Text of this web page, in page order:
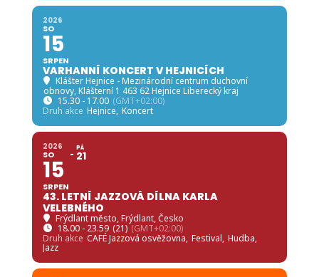
2026
SO
15
SRPEN
VARHANNÍ KONCERT V HEJNICÍCH
Klášter Hejnice - Mezinárodní centrum duchovní
obnovy, Klášterní 1 463 62 Hejnice Liberecký kraj
15.30 - 17.00 (GMT+02:00)
Druh akce Hejnice, Koncert
2026
SO
15
SRPEN
PÁ
21
43. LETNÍ JAZZOVÁ DÍLNA KARLA
VELEBNÉHO
Frýdlant město, Frýdlant, Česko
18.00 - 23.59 (21) (GMT+02:00)
Druh akce CAFÉ Jazzová osvěžovna, Festival, Hudba,
Jazz